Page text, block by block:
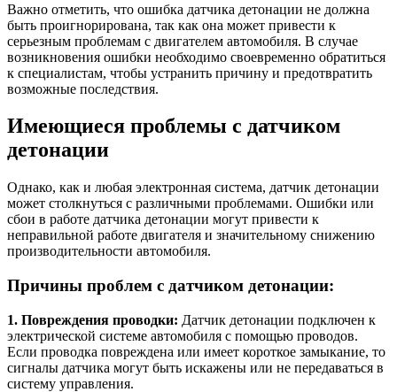
Важно отметить, что ошибка датчика детонации не должна
быть проигнорирована, так как она может привести к
серьезным проблемам с двигателем автомобиля. В случае
возникновения ошибки необходимо своевременно обратиться
к специалистам, чтобы устранить причину и предотвратить
возможные последствия.
Имеющиеся проблемы с датчиком
детонации
Однако, как и любая электронная система, датчик детонации
может столкнуться с различными проблемами. Ошибки или
сбои в работе датчика детонации могут привести к
неправильной работе двигателя и значительному снижению
производительности автомобиля.
Причины проблем с датчиком детонации:
1. Повреждения проводки: Датчик детонации подключен к
электрической системе автомобиля с помощью проводов.
Если проводка повреждена или имеет короткое замыкание, то
сигналы датчика могут быть искажены или не передаваться в
систему управления.